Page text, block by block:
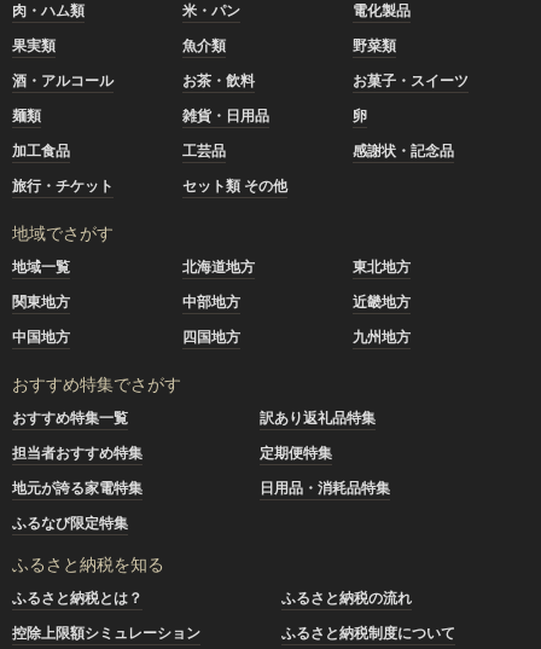
肉・ハム類 米・パン
電化製品
果実類
魚介類
野菜類
酒・アルコール
お茶・飲料
お菓子・スイーツ
麺類
雑貨・日用品
卵
加工食品
工芸品
感謝状・記念品
旅行・チケット
セット類 その他
地域でさがす
地域一覧 北海道地方
東北地方
関東地方
中部地方
近畿地方
中国地方
四国地方 九州地方
おすすめ特集でさがす
おすすめ特集一覧
訳あり返礼品特集
担当者おすすめ特集
定期便特集
地元が誇る家電特集
日用品・消耗品特集
ふるなび限定特集
ふるさと納税を知る
ふるさと納税とは？
ふるさと納税の流れ
控除上限額シミュレーション
ふるさと納税制度について